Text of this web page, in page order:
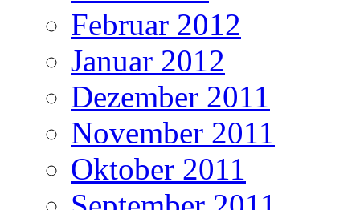
Februar 2012
Januar 2012
Dezember 2011
November 2011
Oktober 2011